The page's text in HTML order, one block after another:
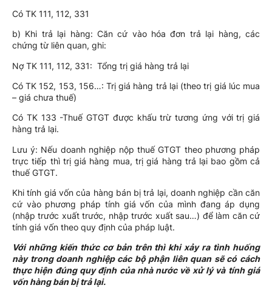
Có TK 111, 112, 331
b) Khi trả lại hàng: Căn cứ vào hóa đơn trả lại hàng, các
chứng từ liên quan, ghi:
Nợ TK 111, 112, 331: Tổng trị giá hàng trả lại
Có TK 152, 153, 156…: Trị giá hàng trả lại (theo trị giá lúc mua
– giá chưa thuế)
Có TK 133 -Thuế GTGT được khấu trừ tương ứng với trị giá
hàng trả lại.
Lưu ý: Nếu doanh nghiệp nộp thuế GTGT theo phương pháp
trực tiếp thì trị giá hàng mua, trị giá hàng trả lại bao gồm cả
thuế GTGT.
Khi tính giá vốn của hàng bán bị trả lại, doanh nghiệp cần căn
cứ vào phương pháp tính giá vốn của mình đang áp dụng
(nhập trước xuất trước, nhập trước xuất sau…) để làm căn cứ
tính giá vốn theo quy định của pháp luật.
Với những kiến thức cơ bản trên thì khi xảy ra tình huống
này trong doanh nghiệp các bộ phận liên quan sẽ có cách
thực hiện đúng quy định của nhà nước về xử lý và tính giá
vốn hàng bán bị trả lại.